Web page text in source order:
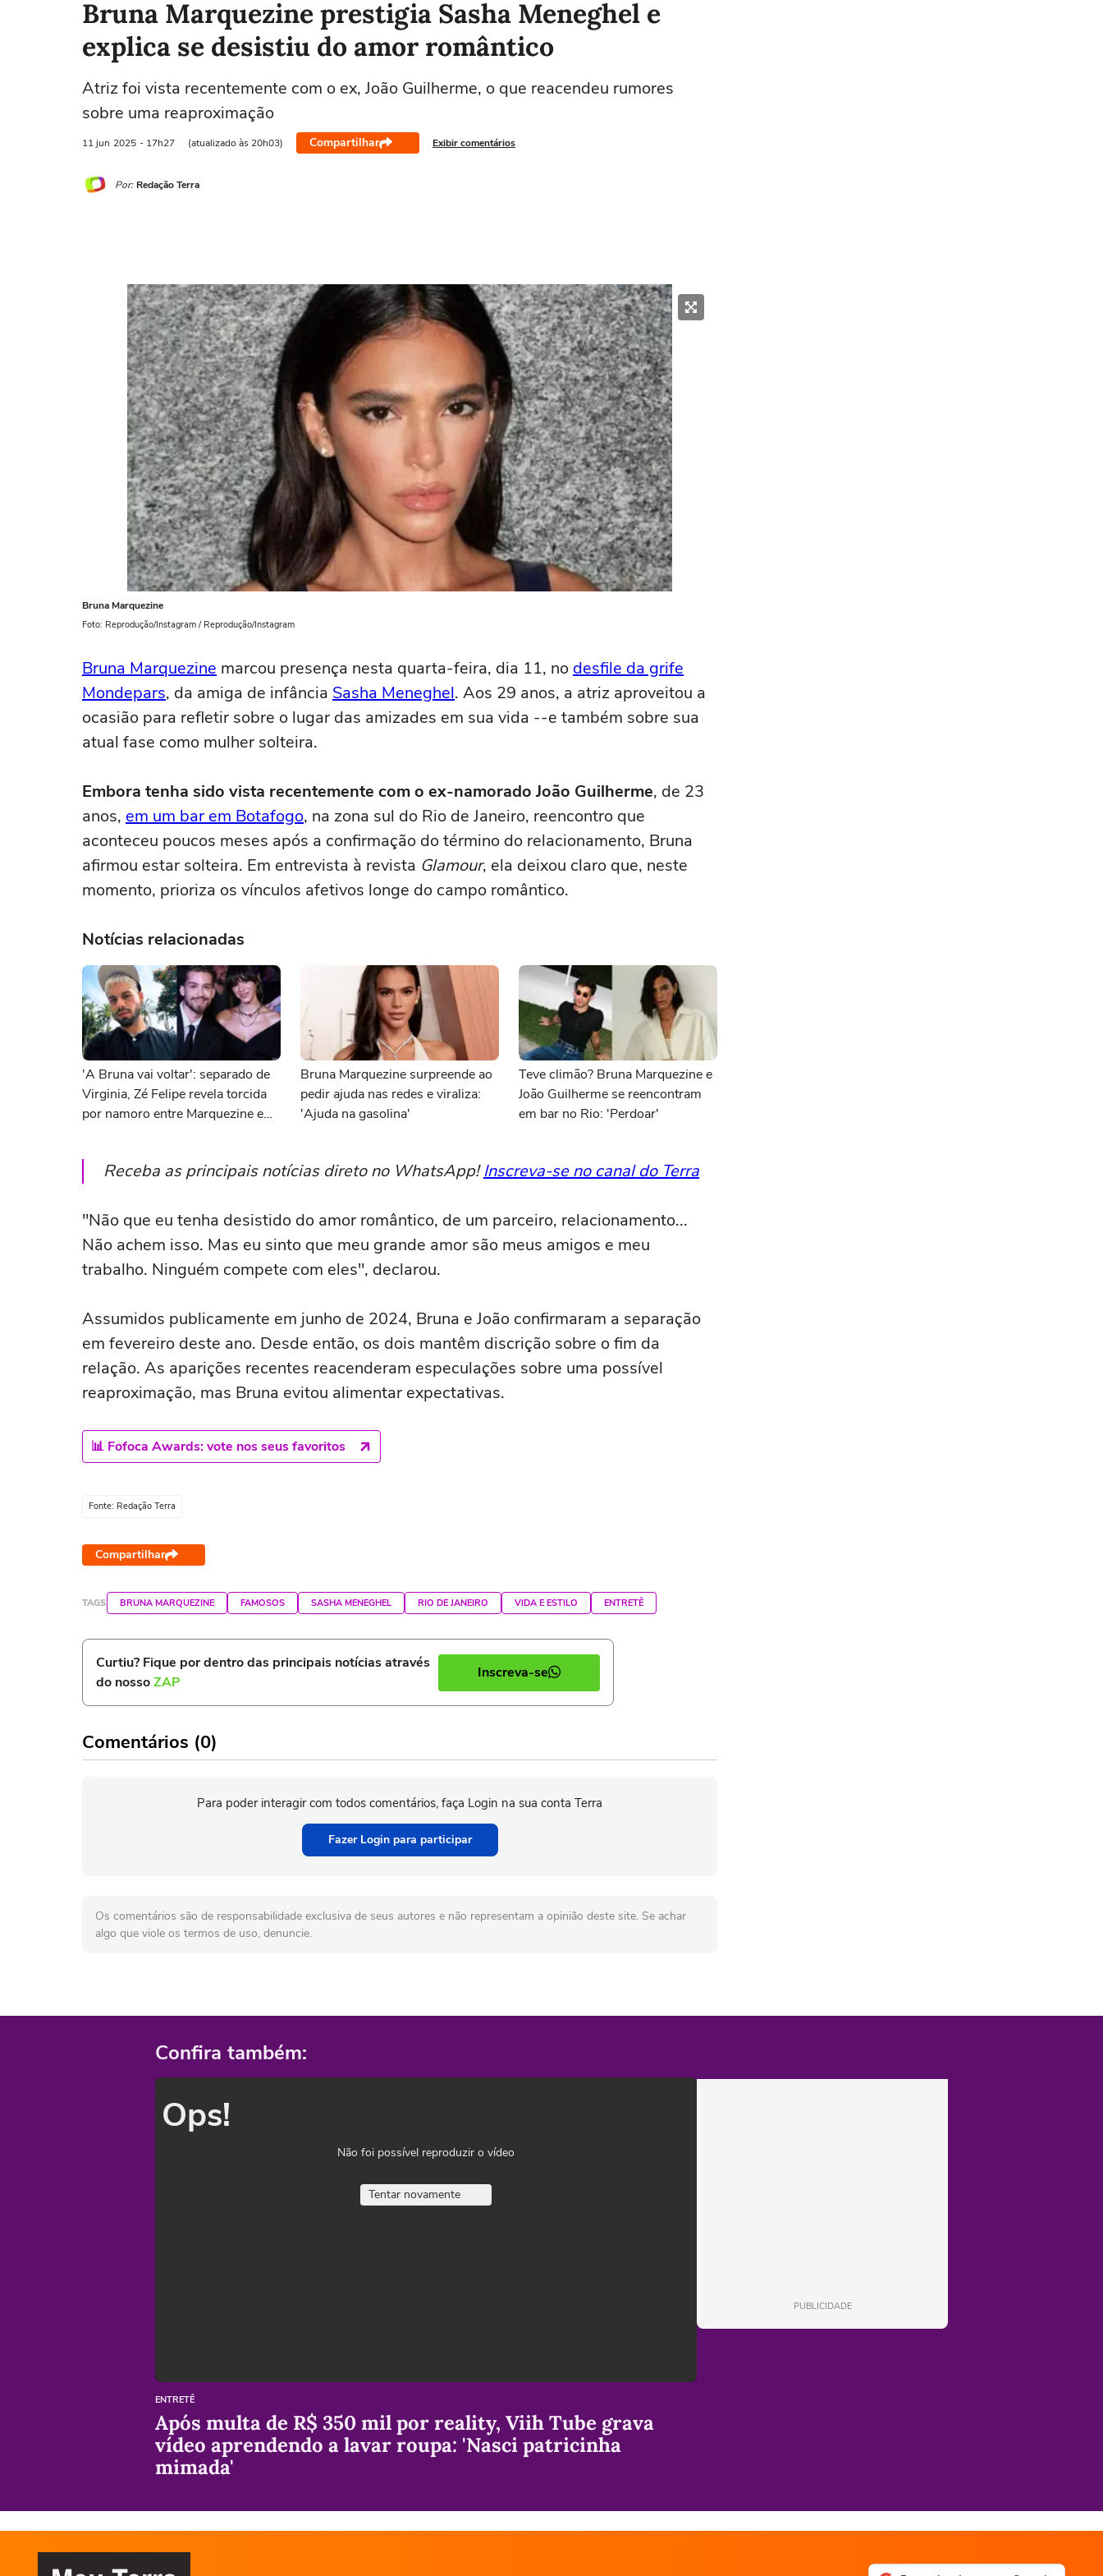
Bruna Marquezine prestigia Sasha Meneghel e
explica se desistiu do amor romântico
Atriz foi vista recentemente com o ex, João Guilherme, o que reacendeu rumores
sobre uma reaproximação
11 jun 2025 - 17h27 (atualizado às 20h03) Compartilhar Exibir comentários
Por: Redação Terra
Bruna Marquezine
Foto: Reprodução/Instagram / Reprodução/Instagram
Bruna Marquezine marcou presença nesta quarta-feira, dia 11, no desfile da grife
Mondepars, da amiga de infância Sasha Meneghel. Aos 29 anos, a atriz aproveitou a
ocasião para refletir sobre o lugar das amizades em sua vida --e também sobre sua
atual fase como mulher solteira.
Embora tenha sido vista recentemente com o ex-namorado João Guilherme, de 23
anos, em um bar em Botafogo, na zona sul do Rio de Janeiro, reencontro que
aconteceu poucos meses após a confirmação do término do relacionamento, Bruna
afirmou estar solteira. Em entrevista à revista Glamour, ela deixou claro que, neste
momento, prioriza os vínculos afetivos longe do campo romântico.
Notícias relacionadas
'A Bruna vai voltar': separado de
Virginia, Zé Felipe revela torcida
por namoro entre Marquezine e
Bruna Marquezine surpreende ao
pedir ajuda nas redes e viraliza:
'Ajuda na gasolina'
Teve climão? Bruna Marquezine e
João Guilherme se reencontram
em bar no Rio: 'Perdoar'
Receba as principais notícias direto no WhatsApp!Inscreva-se no canal do Terra
"Não que eu tenha desistido do amor romântico, de um parceiro, relacionamento...
Não achem isso. Mas eu sinto que meu grande amor são meus amigos e meu
trabalho. Ninguém compete com eles", declarou.
Assumidos publicamente em junho de 2024, Bruna e João confirmaram a separação
em fevereiro deste ano. Desde então, os dois mantêm discrição sobre o fim da
relação. As aparições recentes reacenderam especulações sobre uma possível
reaproximação, mas Bruna evitou alimentar expectativas.
📊 Fofoca Awards: vote nos seus favoritos
Fonte: Redação Terra
Compartilhar
TAGS BRUNA MARQUEZINE FAMOSOS SASHA MENEGHEL RIO DE JANEIRO VIDA E ESTILO ENTRETÊ
Curtiu? Fique por dentro das principais notícias através
do nossoZAP
Inscreva-se
Comentários (0)
Para poder interagir com todos comentários, faça Login na sua conta Terra
Fazer Login para participar
Os comentários são de responsabilidade exclusiva de seus autores e não representam a opinião deste site. Se achar
algo que viole os termos de uso, denuncie.
Confira também:
Ops!
Não foi possível reproduzir o vídeo
Tentar novamente
ENTRETÊ
Após multa de R$ 350 mil por reality, Viih Tube grava
vídeo aprendendo a lavar roupa: 'Nasci patricinha
mimada'
PUBLICIDADE